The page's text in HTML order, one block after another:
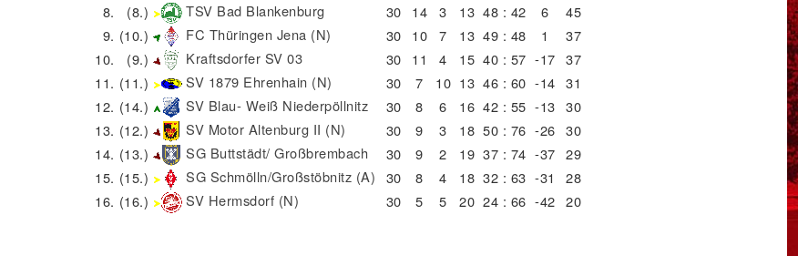
8.
(8.) TSV Bad Blankenburg 30 14 3 13 48 : 42 6
45
9. (10.) FC Thüringen Jena (N) 30 10 7 13 49 : 48 1
37
10.
(9.) Kraftsdorfer SV 03 30 11 4 15 40 : 57 -17 37
11. (11.) SV 1879 Ehrenhain (N) 30 7 10 13 46 : 60 -14 31
12. (14.) SV Blau- Weiß Niederpöllnitz 30 8 6 16 42 : 55 -13 30
13. (12.) SV Motor Altenburg II (N) 30 9 3 18 50 : 76 -26 30
14. (13.) SG Buttstädt/ Großbrembach 30 9 2 19 37 : 74 -37 29
15. (15.) SG Schmölln/Großstöbnitz (A) 30 8 4 18 32 : 63 -31
28
16. (16.) SV Hermsdorf (N) 30 5 5 20 24 : 66 -42 20